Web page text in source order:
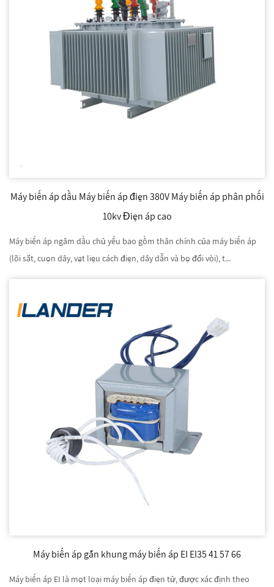
Máy biến áp dầu Máy biến áp điện 380V Máy biến áp phân phối
10kv Điện áp cao
Máy biến áp ngâm dầu chủ yếu bao gồm thân chính của máy biến áp
(lõi sắt, cuộn dây, vật liệu cách điện, dây dẫn và bộ đổi vòi), t...
Máy biến áp gắn khung máy biến áp EI EI35 41 57 66
Máy biến áp EI là một loại máy biến áp điện tử, được xác định theo